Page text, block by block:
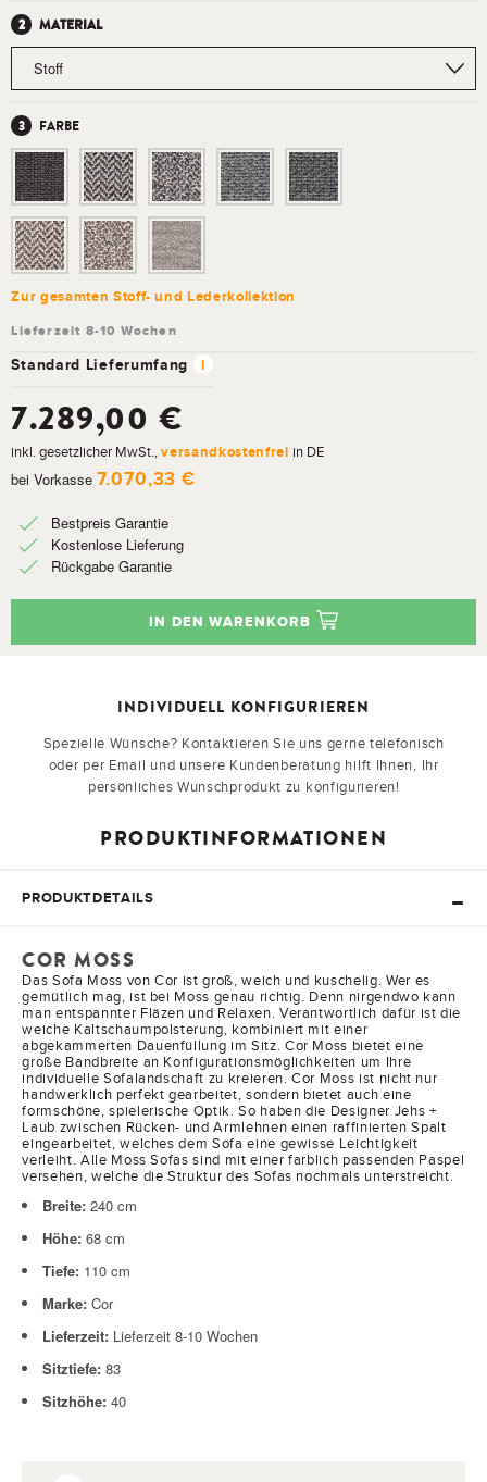
MATERIAL
FARBE
Zur gesamten Stoff- und Lederkollektion
Standard Lieferumfang i
7.289,00 €
inkl. gesetzlicher MwSt.,versandkostenfrei in DE
bei Vorkasse 7.070,33 €
Bestpreis Garantie
Kostenlose Lieferung
Rückgabe Garantie
IN DEN WARENKORB
INDIVIDUELL KONFIGURIEREN
Spezielle Wünsche? Kontaktieren Sie uns gerne telefonisch
oder per Email und unsere Kundenberatung hilft Ihnen, Ihr
persönliches Wunschprodukt zu konfigurieren!
PRODUKTINFORMATIONEN
PRODUKTDETAILS
COR MOSS
Das Sofa Moss von Cor ist groß, weich und kuschelig. Wer es
gemütlich mag, ist bei Moss genau richtig. Denn nirgendwo kann
man entspannter Fläzen und Relaxen. Verantwortlich dafür ist die
weiche Kaltschaumpolsterung, kombiniert mit einer
abgekammerten Dauenfüllung im Sitz. Cor Moss bietet eine
große Bandbreite an Konfigurationsmöglichkeiten um Ihre
individuelle Sofalandschaft zu kreieren. Cor Moss ist nicht nur
handwerklich perfekt gearbeitet, sondern bietet auch eine
formschöne, spielerische Optik. So haben die Designer Jehs +
Laub zwischen Rücken- und Armlehnen einen raffinierten Spalt
eingearbeitet, welches dem Sofa eine gewisse Leichtigkeit
verleiht. Alle Moss Sofas sind mit einer farblich passenden Paspel
versehen, welche die Struktur des Sofas nochmals unterstreicht.
Breite: 240 cm
Höhe: 68 cm
Tiefe: 110 cm
Marke: Cor
Lieferzeit: Lieferzeit 8-10 Wochen
Sitztiefe: 83
Sitzhöhe: 40